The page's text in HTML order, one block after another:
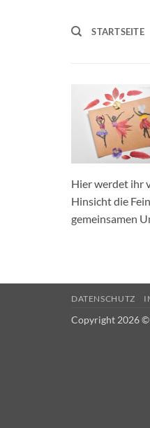
STARTSEITE
Hier werdet ihr
Hinsicht die
gemeinsamen
DATENSCHUTZ
Copyright 2026 ©